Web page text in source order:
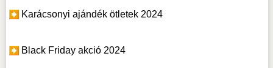
Karácsonyi ajándék ötletek 2024
Black Friday akció 2024